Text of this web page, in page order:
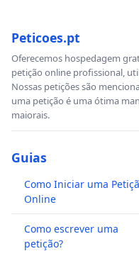
Peticoes.pt
Oferecemos hospedagem
petição online profissional,
Nossas petições são
uma petição é uma ótima
maiorais.
Guias
Como Iniciar uma
Online
Como escrever uma
petição?